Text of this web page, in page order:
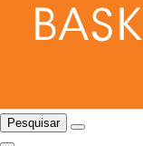
Pesquisar